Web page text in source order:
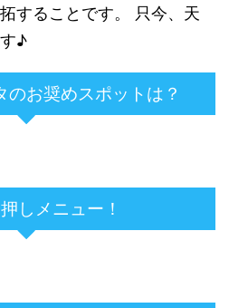
することです。 只今、天
♪
のお奨めスポットは？
しメニュー！